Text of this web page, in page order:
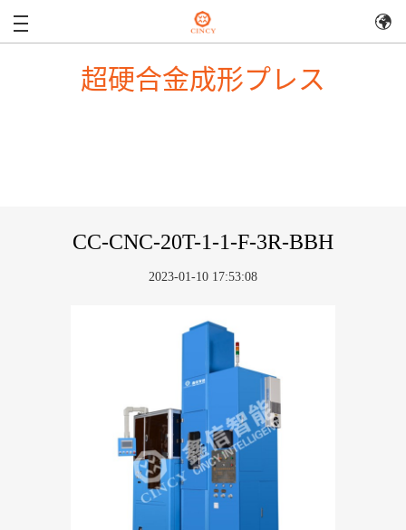
超硬合金成形プレス
CC-CNC-20T-1-1-F-3R-BBH
2023-01-10 17:53:08